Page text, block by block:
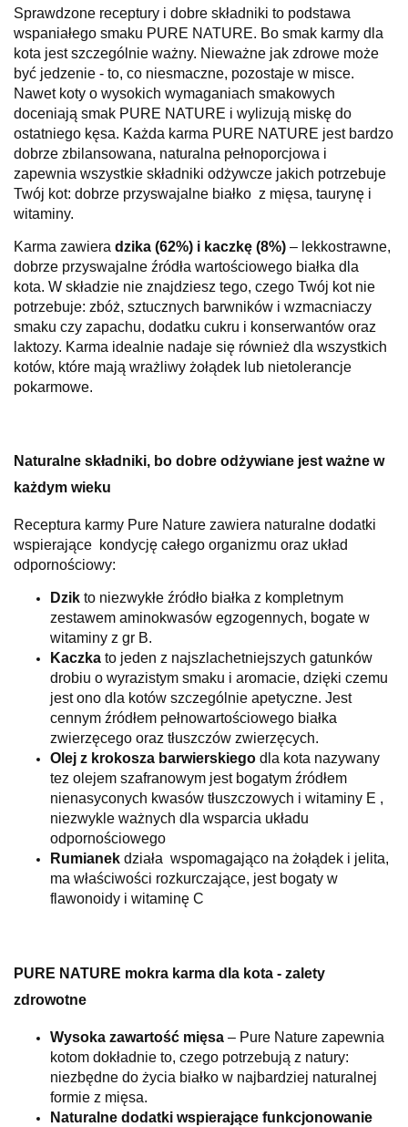
Sprawdzone receptury i dobre składniki to podstawa
wspaniałego smaku PURE NATURE. Bo smak karmy dla
kota jest szczególnie ważny. Nieważne jak zdrowe może
być jedzenie - to, co niesmaczne, pozostaje w misce.
Nawet koty o wysokich wymaganiach smakowych
doceniają smak PURE NATURE i wylizują miskę do
ostatniego kęsa. Każda karma PURE NATURE jest bardzo
dobrze zbilansowana, naturalna pełnoporcjowa i
zapewnia wszystkie składniki odżywcze jakich potrzebuje
Twój kot: dobrze przyswajalne białko z mięsa, taurynę i
witaminy.
Karma zawiera dzika (62%) i kaczkę (8%) – lekkostrawne,
dobrze przyswajalne źródła wartościowego białka dla
kota. W składzie nie znajdziesz tego, czego Twój kot nie
potrzebuje: zbóż, sztucznych barwników i wzmacniaczy
smaku czy zapachu, dodatku cukru i konserwantów oraz
laktozy. Karma idealnie nadaje się również dla wszystkich
kotów, które mają wrażliwy żołądek lub nietolerancje
pokarmowe.
Naturalne składniki, bo dobre odżywiane jest ważne w
każdym wieku
Receptura karmy Pure Nature zawiera naturalne dodatki
wspierające kondycję całego organizmu oraz układ
odpornościowy:
Dzik to niezwykłe źródło białka z kompletnym
zestawem aminokwasów egzogennych, bogate w
witaminy z gr B.
Kaczka to jeden z najszlachetniejszych gatunków
drobiu o wyrazistym smaku i aromacie, dzięki czemu
jest ono dla kotów szczególnie apetyczne. Jest
cennym źródłem pełnowartościowego białka
zwierzęcego oraz tłuszczów zwierzęcych.
Olej z krokosza barwierskiego dla kota nazywany
tez olejem szafranowym jest bogatym źródłem
nienasyconych kwasów tłuszczowych i witaminy E ,
niezwykle ważnych dla wsparcia układu
odpornościowego
Rumianek działa wspomagająco na żołądek i jelita,
ma właściwości rozkurczające, jest bogaty w
flawonoidy i witaminę C
PURE NATURE mokra karma dla kota - zalety
zdrowotne
Wysoka zawartość mięsa – Pure Nature zapewnia
kotom dokładnie to, czego potrzebują z natury:
niezbędne do życia białko w najbardziej naturalnej
formie z mięsa.
Naturalne dodatki wspierające funkcjonowanie